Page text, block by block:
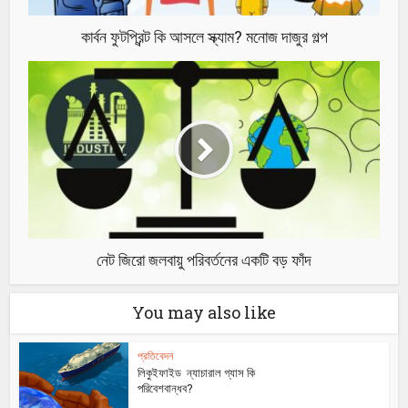
কার্বন ফুটপ্রিন্ট কি আসলে স্ক্যাম? মনোজ দাজুর গল্প
নেট জিরো জলবায়ু পরিবর্তনের একটি বড় ফাঁদ
You may also like
প্রতিবেদন
লিকুইফাইড ন্যাচারাল গ্যাস কি
পরিবেশবান্ধব?